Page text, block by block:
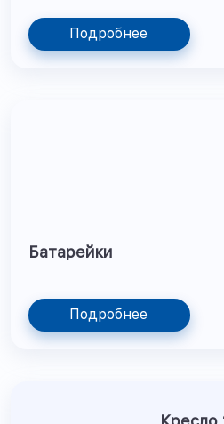
Подробнее
Батарейки
Подробнее